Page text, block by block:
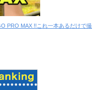
PRO MAX !!これ一本あるだけで撮